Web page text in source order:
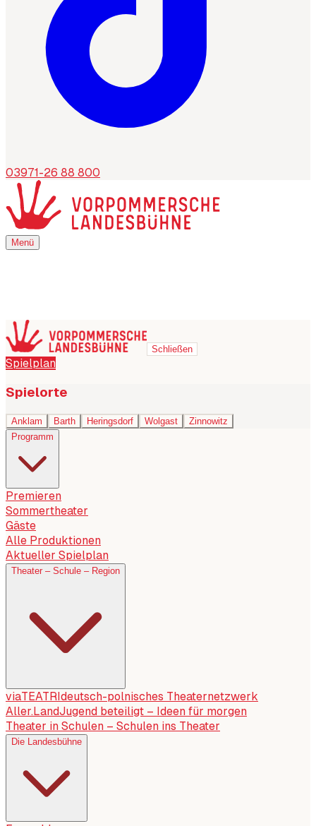
03971-26 88 800
Menü
Menü
Schließen
Spielplan
Spielorte
Anklam Barth Heringsdorf Wolgast
Zinnowitz
Programm
Premieren
Sommertheater
Gäste
Alle Produktionen
Aktueller Spielplan
Theater – Schule – Region
viaTEATRI deutsch-polnisches Theaternetzwerk
Aller.LandJugend beteiligt – Ideen für morgen
Theater in Schulen – Schulen ins Theater
Die Landesbühne